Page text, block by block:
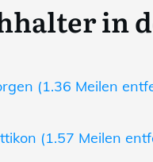
in
(1.36 Meilen
(1.57 Meilen